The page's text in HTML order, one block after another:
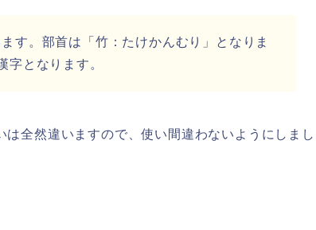
す。部首は「竹：たけかんむり」となりま
字となります。
全然違いますので、使い間違わないようにしまし